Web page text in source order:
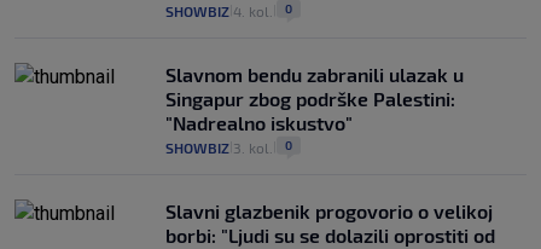
SHOWBIZ 4. kol. 0
Slavnom bendu zabranili ulazak u
Singapur zbog podrške Palestini:
"Nadrealno iskustvo"
SHOWBIZ 3. kol. 0
Slavni glazbenik progovorio o velikoj
borbi: "Ljudi su se dolazili oprostiti od